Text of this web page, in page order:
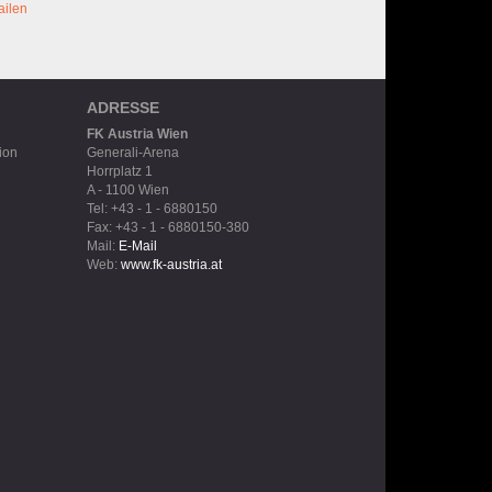
ADRESSE
FK Austria Wien
Generali-Arena
Horrplatz 1
A - 1100 Wien
Tel: +43 - 1 - 6880150
Fax: +43 - 1 - 6880150-380
Mail: E-Mail
Web: www.fk-austria.at